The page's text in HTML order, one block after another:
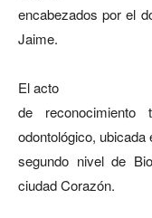
encabezados por el
Jaime.
El acto
de
odontológico, ubicada
segundo nivel de
ciudad Corazón.